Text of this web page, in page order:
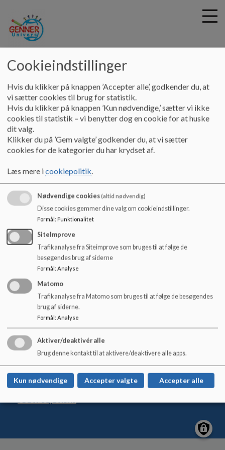
i
gennerunivers
Skolebestyrelse
Skolebestyrelse
Bestyrelsen for Genner Univers består af tre
småbørnsgruppe/børnehave og 4
forældrerepræsentanter fra Genner Univers skoledel samt 2
medarbejderrepræsentanter og 2 elever fra elevrådet.
Bestyrelsen afholder 10 møder fra august 2024 til juni 2025
Der er tiltrådt en ny bestyrelse for Genner Univers pr. 1.
august 2024
Genner Univers
Genner Bygade 3, 6230 Rødekro
gennerunivers@aabenraa.dk
+45 7376 8442
EAN NR.
5798005058311
Tilgængelighedserklæring
Sitemap
Cookieindstillinger
Hvis du klikker på knappen ’Accepter alle’, godkender du, at
vi sætter cookies til brug for statistik.
Hvis du klikker på knappen ’Kun nødvendige,’ sætter vi ikke
cookies til statistik – vi benytter dog en cookie for at huske
dit valg.
Klikker du på ’Gem valgte’ godkender du, at vi sætter
cookies for de kategorier du har krydset af.
Læs mere icookiepolitik.
Nødvendige cookies(altid nødvendig)
Disse cookies gemmer dine valg om cookieindstillinger.
Formål: Funktionalitet
SiteImprove
Trafikanalyse fra Siteimprove som bruges til at følge de
besøgendes brug af siderne
Formål: Analyse
Matomo
Trafikanalyse fra Matomo som bruges til at følge de besøgendes
brug af siderne.
Formål: Analyse
Aktiver/deaktivér alle
Brug denne kontakt til at aktivere/deaktivere alle apps.
Kun nødvendige Accepter valgte Accepter alle